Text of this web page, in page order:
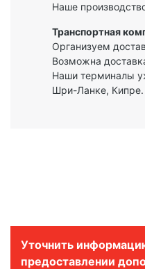
Наше
Транспортная
Организуем
Возможна
Наши терминалы
Шри-Ланке, Кипре.
Уточнить
предоставлении